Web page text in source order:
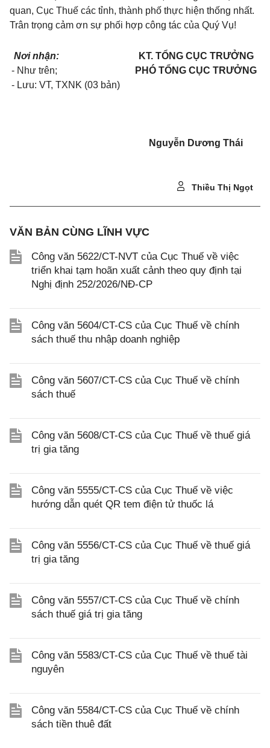
quan, Cục Thuế các tỉnh, thành phố thực hiện thống nhất.
Trân trọng cảm ơn sự phối hợp công tác của Quý Vụ!
Nơi nhận:
- Như trên;
- Lưu: VT, TXNK (03 bản)
KT. TỔNG CỤC TRƯỞNG
PHÓ TỔNG CỤC TRƯỞNG
Nguyễn Dương Thái
Thiều Thị Ngọt
VĂN BẢN CÙNG LĨNH VỰC
Công văn 5622/CT-NVT của Cục Thuế về việc
triển khai tạm hoãn xuất cảnh theo quy định tại
Nghị định 252/2026/NĐ-CP
Công văn 5604/CT-CS của Cục Thuế về chính
sách thuế thu nhập doanh nghiệp
Công văn 5607/CT-CS của Cục Thuế về chính
sách thuế
Công văn 5608/CT-CS của Cục Thuế về thuế giá
trị gia tăng
Công văn 5555/CT-CS của Cục Thuế về việc
hướng dẫn quét QR tem điện tử thuốc lá
Công văn 5556/CT-CS của Cục Thuế về thuế giá
trị gia tăng
Công văn 5557/CT-CS của Cục Thuế về chính
sách thuế giá trị gia tăng
Công văn 5583/CT-CS của Cục Thuế về thuế tài
nguyên
Công văn 5584/CT-CS của Cục Thuế về chính
sách tiền thuê đất